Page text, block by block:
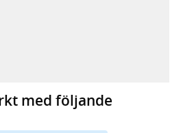
i ny flik, extern webbplats,
extern webbplats,
i ny flik, extern webbplats,
e-postklient,
med följande